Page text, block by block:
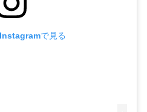
で見る